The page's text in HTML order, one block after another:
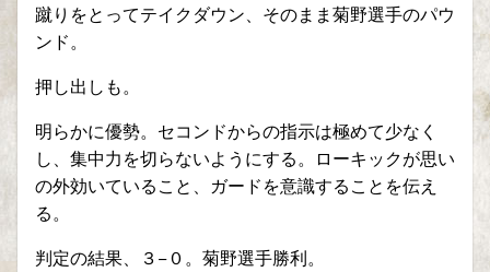
蹴りをとってテイクダウン、そのまま菊野選手のパウ
ンド。
押し出しも。
明らかに優勢。セコンドからの指示は極めて少なく
し、集中力を切らないようにする。ローキックが思い
の外効いていること、ガードを意識することを伝え
る。
判定の結果、３−０。菊野選手勝利。